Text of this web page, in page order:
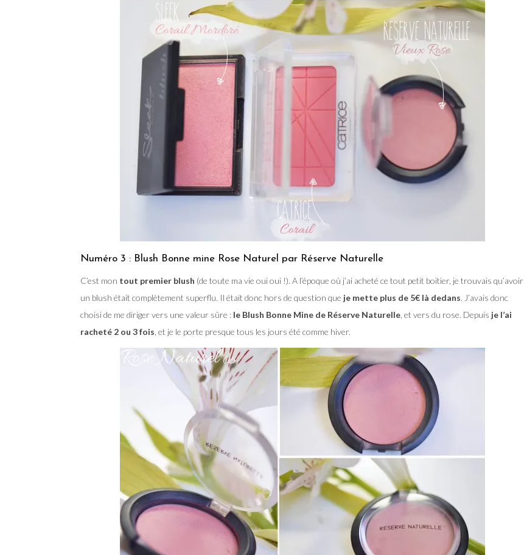
Numéro 3 : Blush Bonne mine Rose Naturel par Réserve Naturelle
C’est mon tout premier blush (de toute ma vie oui oui !). A l’époque où j’ai acheté ce tout petit boitier, je trouvais qu’avoir
un blush était complètement superflu. Il était donc hors de question que je mette plus de 5€ là dedans. J’avais donc
choisi de me diriger vers une valeur sûre : le Blush Bonne Mine de Réserve Naturelle , et vers du rose. Depuis je l’ai
racheté 2 ou 3 fois , et je le porte presque tous les jours été comme hiver.